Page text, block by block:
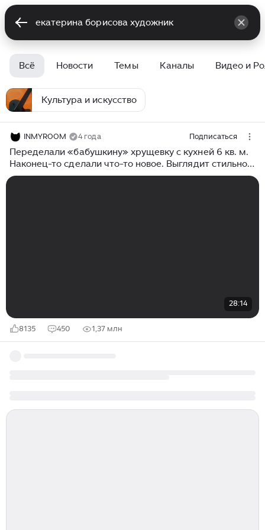
Всё Новости Темы Каналы Видео и
Культура и искусство
INMYROOM 4 года Подписаться
Переделали «бабушкину» хрущевку с кухней 6 кв. м.
Наконец-то сделали что-то новое. Выглядит стильно
и отличается от массы
28:14
8135 450 1,37 млн